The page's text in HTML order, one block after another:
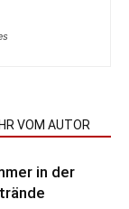
VOM AUTOR
in der